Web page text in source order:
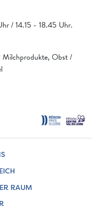
/ 14.15 - 18.45 Uhr.
Milchprodukte, Obst /
RAUM